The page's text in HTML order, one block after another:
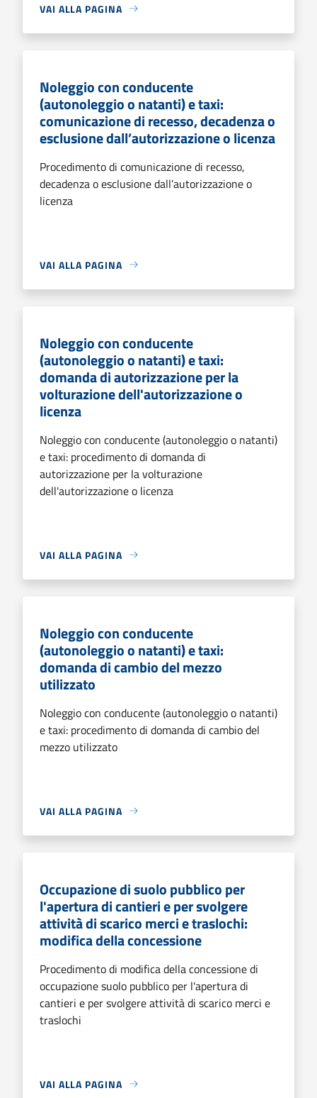
VAI ALLA PAGINA
Noleggio con conducente
(autonoleggio o natanti) e taxi:
comunicazione di recesso, decadenza o
esclusione dall’autorizzazione o licenza
Procedimento di comunicazione di recesso,
decadenza o esclusione dall’autorizzazione o
licenza
VAI ALLA PAGINA
Noleggio con conducente
(autonoleggio o natanti) e taxi:
domanda di autorizzazione per la
volturazione dell'autorizzazione o
licenza
Noleggio con conducente (autonoleggio o natanti)
e taxi: procedimento di domanda di
autorizzazione per la volturazione
dell'autorizzazione o licenza
VAI ALLA PAGINA
Noleggio con conducente
(autonoleggio o natanti) e taxi:
domanda di cambio del mezzo
utilizzato
Noleggio con conducente (autonoleggio o natanti)
e taxi: procedimento di domanda di cambio del
mezzo utilizzato
VAI ALLA PAGINA
Occupazione di suolo pubblico per
l'apertura di cantieri e per svolgere
attività di scarico merci e traslochi:
modifica della concessione
Procedimento di modifica della concessione di
occupazione suolo pubblico per l'apertura di
cantieri e per svolgere attività di scarico merci e
traslochi
VAI ALLA PAGINA